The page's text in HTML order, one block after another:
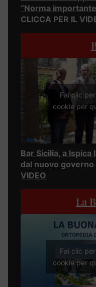
“Norma
CLICCA PER IL
Fai clic
cookie per
Bar Sicilia, a
dal nuovo governo
VIDEO
La
Fai clic
cookie per